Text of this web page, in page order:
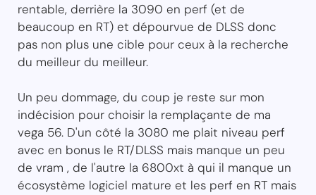
rentable, derrière la 3090 en perf (et de
beaucoup en RT) et dépourvue de DLSS donc
pas non plus une cible pour ceux à la recherche
du meilleur du meilleur.
Un peu dommage, du coup je reste sur mon
indécision pour choisir la remplaçante de ma
vega 56. D'un côté la 3080 me plait niveau perf
avec en bonus le RT/DLSS mais manque un peu
de vram , de l'autre la 6800xt à qui il manque un
écosystème logiciel mature et les perf en RT mais